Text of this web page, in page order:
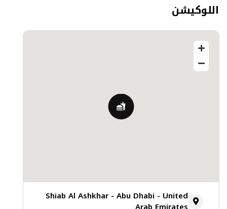
اللوكيشن
Shiab Al Ashkhar - Abu Dhabi - United